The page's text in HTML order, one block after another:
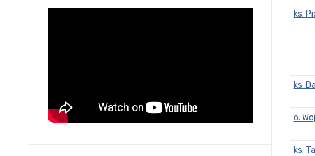
ks.
ks.
o.
ks.